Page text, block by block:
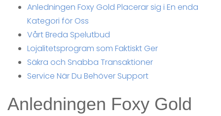
Anledningen Foxy Gold Placerar sig i En enda
Kategori för Oss
Vårt Breda Spelutbud
Lojalitetsprogram som Faktiskt Ger
Säkra och Snabba Transaktioner
Service När Du Behöver Support
Anledningen Foxy Gold